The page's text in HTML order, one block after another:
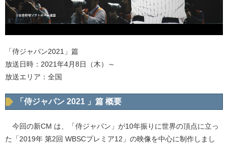
「侍ジャパン2021」篇
放送日時：2021年4月8日（木）～
放送エリア：全国
「侍ジャパン 2021 」篇 概要
今回の新CM は、「侍ジャパン」が10年振りに世界の頂点に立っ
た「2019年 第2回 WBSCプレミア12」の映像を中心に制作しまし